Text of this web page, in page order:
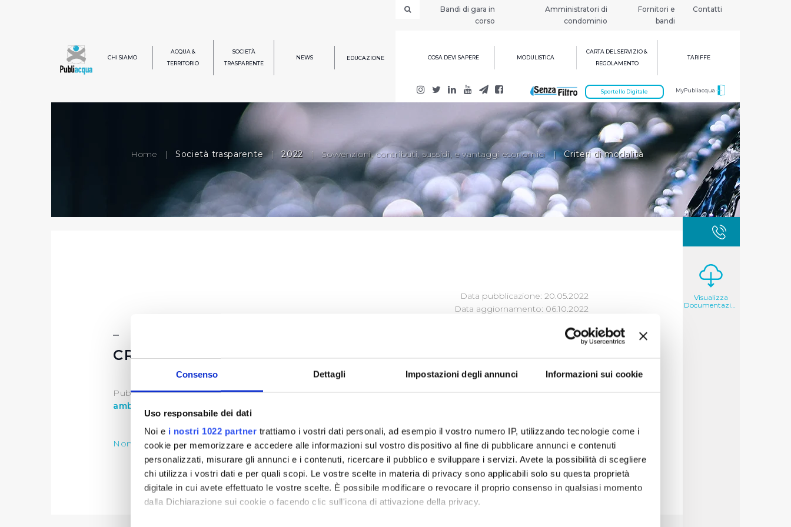
Consenso Dettagli Impostazioni degli annunci Informazioni sui cookie
Uso responsabile dei dati
Noi e i nostri 1022 partner trattiamo i vostri dati personali, ad esempio il vostro numero IP, utilizzando tecnologie come i
cookie per memorizzare e accedere alle informazioni sul vostro dispositivo al fine di pubblicare annunci e contenuti
personalizzati, misurare gli annunci e i contenuti, ricercare il pubblico e sviluppare i servizi. Avete la possibilità di scegliere
chi utilizza i vostri dati e per quali scopi. Le vostre scelte in materia di privacy sono applicabili solo su questa proprietà
digitale in cui avete effettuato le vostre scelte. È possibile modificare o revocare il proprio consenso in qualsiasi momento
dalla Dichiarazione sui cookie o facendo clic sull'icona di attivazione della privacy.
Bandi di gara in
corso
Amministratori di
condominio
Fornitori e
bandi
Contatti
CHI SIAMO
ACQUA &
TERRITORIO
SOCIETÀ
TRASPARENTE
NEWS EDUCAZIONE COSA DEVI SAPERE MODULISTICA
CARTA DEL SERVIZIO &
REGOLAMENTO
TARIFFE
MyPubliacqua
Sportello Digitale
Home | Società trasparente | 2022 | Sovvenzioni, contributi, sussidi, e vantaggi economici | Criteri di modalità
Data pubblicazione: 20.05.2022
Data aggiornamento: 06.10.2022
CRITERI DI MODALITÀ
Publiacqua per l'anno2022,sostiene, attraverso specifici
ambiente
Nomina della Commissione Sponsorizzazioniper la valutazione dei progetti presentati tramite bando
Visualizza
Documentazione